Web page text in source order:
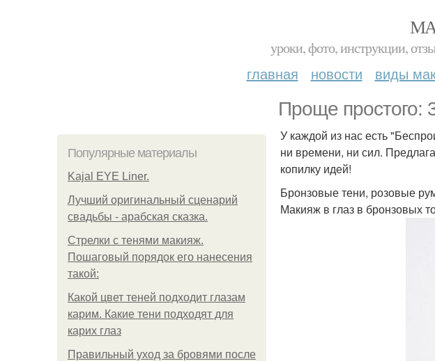
уроки, фото, инструкции,
главная новости виды
Проще простого:
Популярные материалы
Kajal EYE Liner.
Лучший оригинальный сценарий
свадьбы - арабская сказка.
Стрелки с тенями макияж.
Пошаговый порядок его нанесения
такой:
Какой цвет теней подходит глазам
карим. Какие тени подходят для
карих глаз
Правильный уход за бровями после
У каждой из нас есть
ни времени, ни сил.
копилку идей!
Бронзовые тени, розовые
Макияж в глаз в бронзовых